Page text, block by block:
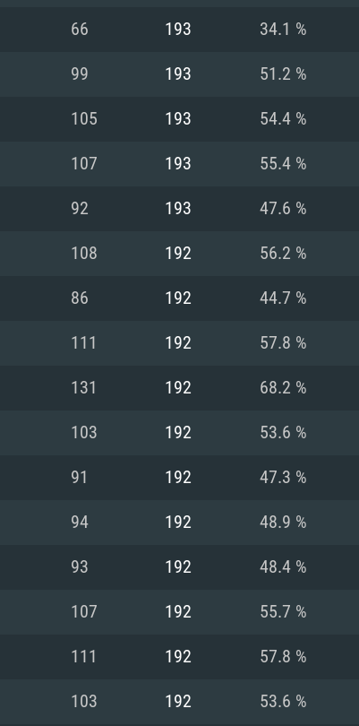
시스템 요구
지원하는 AMD
권장
운영체제:
프로세서:
메모리: 16
그래픽 카
i5 (Intel Xeon 은 지
가지는 Mac 버전
권장
운영체제:
프로세서:
상
네트워크:
전
, 최신 그래픽 드라
래픽 드라이버를
사양 지원 해상도
권장
운영체제:
프로세서:
메모리: 16
그래픽 카
와 동급의
지원하는
66 193 34.1 %
99 193 51.2 %
105 193 54.4 %
107 193 55.4 %
92 193 47.6 %
108 192 56.2 %
86 192 44.7 %
111 192 57.8 %
131 192 68.2 %
103 192 53.6 %
91 192 47.3 %
94 192 48.9 %
93 192 48.4 %
107 192 55.7 %
111 192 57.8 %
103 192 53.6 %